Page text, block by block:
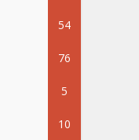
54
76
5
10